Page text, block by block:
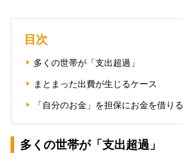
目次
多くの世帯が「支出超過」
まとまった出費が生じるケース
「自分のお金」を担保にお金を借りる
多くの世帯が「支出超過」